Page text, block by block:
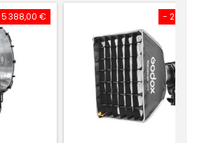
388,00 € - 25,50